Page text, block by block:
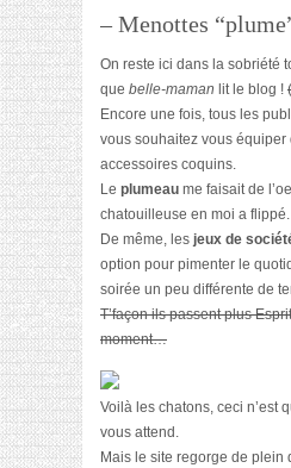
– Menottes
On reste ici dans la sobriété
que belle-maman lit le blog !
Encore une fois, tous les
vous souhaitez vous équiper
accessoires coquins.
Le plumeau me faisait de
chatouilleuse en moi a flippé.
De même, les jeux de
option pour pimenter le
soirée un peu différente de
T’façon ils passent plus
moment…
Voilà les chatons, ceci n’est
vous attend.
Mais le site regorge de plein